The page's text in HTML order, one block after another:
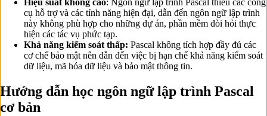
Hiệu suất không cao: Ngôn ngữ lập trình Pascal thiếu các công
cụ hỗ trợ và các tính năng hiện đại, dẫn đến ngôn ngữ lập trình
này không phù hợp cho những dự án, phần mềm đòi hỏi thực
hiện các tác vụ phức tạp.
Khả năng kiểm soát thấp: Pascal không tích hợp đầy đủ các
cơ chế bảo mật nên dẫn đến việc bị hạn chế khả năng kiểm soát
dữ liệu, mã hóa dữ liệu và bảo mật thông tin.
Hướng dẫn học ngôn ngữ lập trình Pascal
cơ bản